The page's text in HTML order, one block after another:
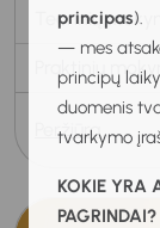
principas).
— mes
principų
duomenis
tvarkymo
KOKIE YRA
PAGRINDAI?
Teorinių
Praktinių
Peržiūra